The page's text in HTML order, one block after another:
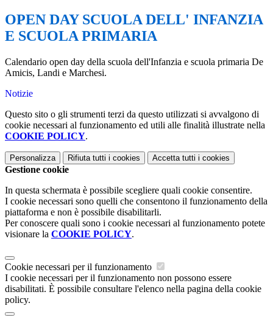
OPEN DAY SCUOLA DELL' INFANZIA
E SCUOLA PRIMARIA
Calendario open day della scuola dell'Infanzia e scuola primaria De
Amicis, Landi e Marchesi.
Notizie
Questo sito o gli strumenti terzi da questo utilizzati si avvalgono di
cookie necessari al funzionamento ed utili alle finalità illustrate nella
COOKIE POLICY.
Personalizza Rifiuta tutti i cookies Accetta tutti i cookies
Gestione cookie
In questa schermata è possibile scegliere quali cookie consentire.
I cookie necessari sono quelli che consentono il funzionamento della
piattaforma e non è possibile disabilitarli.
Per conoscere quali sono i cookie necessari al funzionamento potete
visionare la COOKIE POLICY.
Cookie necessari per il funzionamento
I cookie necessari per il funzionamento non possono essere
disabilitati. È possibile consultare l'elenco nella pagina della cookie
policy.